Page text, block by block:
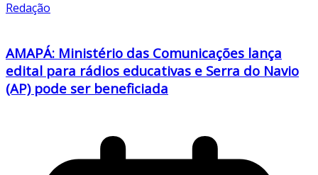
Redação
AMAPÁ: Ministério das Comunicações lança
edital para rádios educativas e Serra do Navio
(AP) pode ser beneficiada